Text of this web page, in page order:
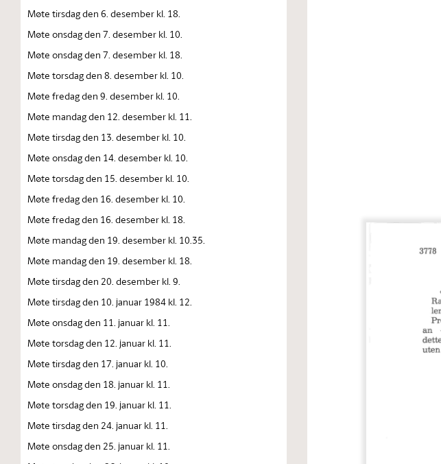
Møte tirsdag den 6. desember kl. 18.
Møte onsdag den 7. desember kl. 10.
Møte onsdag den 7. desember kl. 18.
Møte torsdag den 8. desember kl. 10.
Møte fredag den 9. desember kl. 10.
Møte mandag den 12. desember kl. 11.
Møte tirsdag den 13. desember kl. 10.
Møte onsdag den 14. desember kl. 10.
Møte torsdag den 15. desember kl. 10.
Møte fredag den 16. desember kl. 10.
Møte fredag den 16. desember kl. 18.
Møte mandag den 19. desember kl. 10.35.
Møte mandag den 19. desember kl. 18.
Møte tirsdag den 20. desember kl. 9.
Møte tirsdag den 10. januar 1984 kl. 12.
Møte onsdag den 11. januar kl. 11.
Møte torsdag den 12. januar kl. 11.
Møte tirsdag den 17. januar kl. 10.
Møte onsdag den 18. januar kl. 11.
Møte torsdag den 19. januar kl. 11.
Møte tirsdag den 24. januar kl. 11.
Møte onsdag den 25. januar kl. 11.